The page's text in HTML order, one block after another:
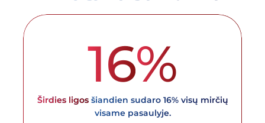
16%
Širdies ligosšiandien sudaro 16% visų mirčių
visame pasaulyje.